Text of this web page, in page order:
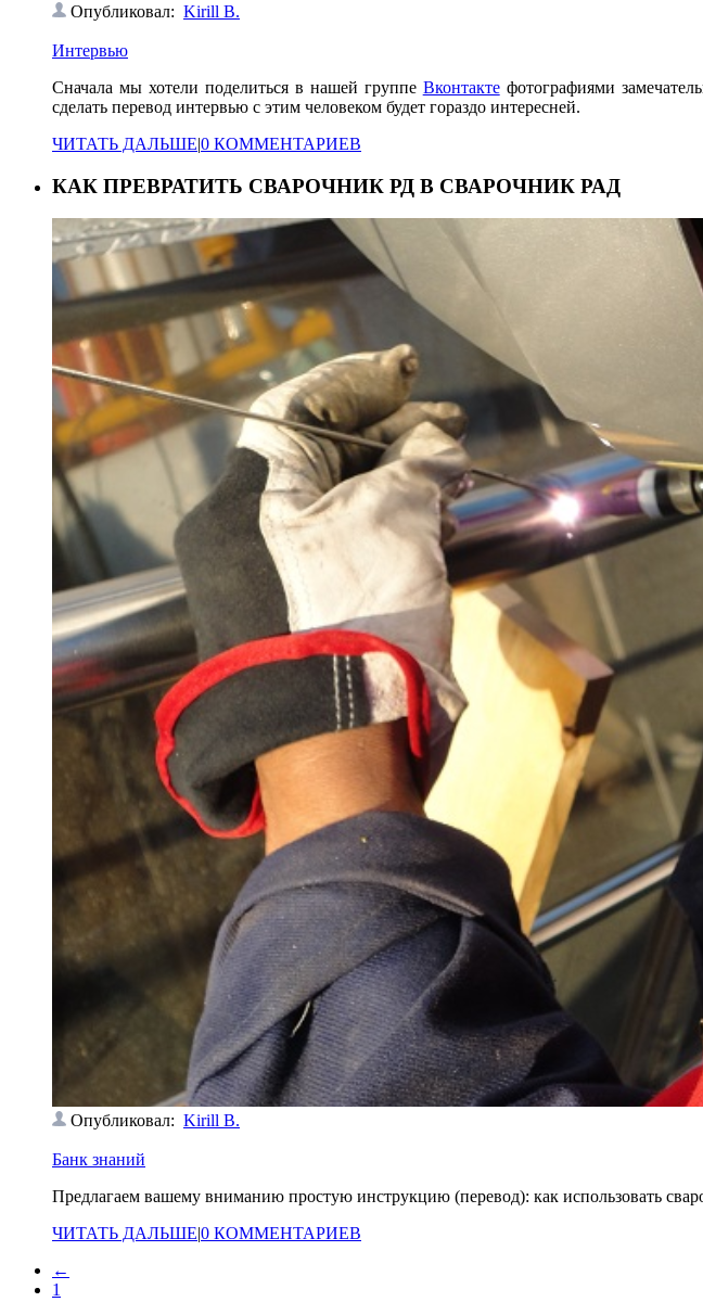
Опубликовал: Kirill B.
Интервью
Сначала мы хотели поделиться в нашей группе Вконтактефотографиями
сделать перевод интервью с этим человеком будет гораздо интересней.
ЧИТАТЬ ДАЛЬШЕ|0 КОММЕНТАРИЕВ
КАК ПРЕВРАТИТЬ СВАРОЧНИК РД В СВАРОЧНИК РАД
Опубликовал: Kirill B.
Банк знаний
Предлагаем вашему вниманию простую инструкцию (перевод): как использовать
ЧИТАТЬ ДАЛЬШЕ|0 КОММЕНТАРИЕВ
←
1